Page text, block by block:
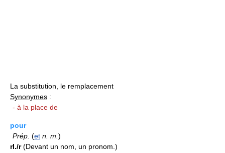
La substitution, le remplacement
Synonymes :
- à la place de
pour
Prép. (et n. m.)
rI./r(Devant un nom, un pronom.)